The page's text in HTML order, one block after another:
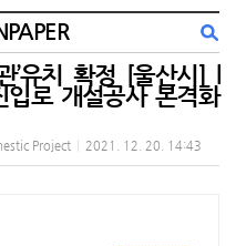
’유치 확정 [울산시] l
입로 개설공사 본격화
Project 2021. 12. 20. 14:43